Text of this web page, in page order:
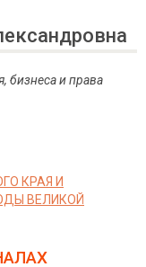
бизнеса и права
КРАЯ И
ВЕЛИКОЙ